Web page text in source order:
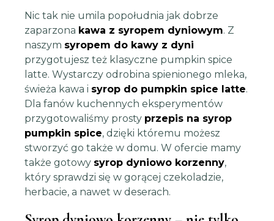
Nic tak nie umila popołudnia jak dobrze
zaparzona kawa z syropem dyniowym. Z
naszym syropem do kawy z dyni
przygotujesz też klasyczne pumpkin spice
latte. Wystarczy odrobina spienionego mleka,
świeża kawa i syrop do pumpkin spice latte.
Dla fanów kuchennych eksperymentów
przygotowaliśmy prosty przepis na syrop
pumpkin spice, dzięki któremu możesz
stworzyć go także w domu. W ofercie mamy
także gotowy syrop dyniowo korzenny,
który sprawdzi się w gorącej czekoladzie,
herbacie, a nawet w deserach.